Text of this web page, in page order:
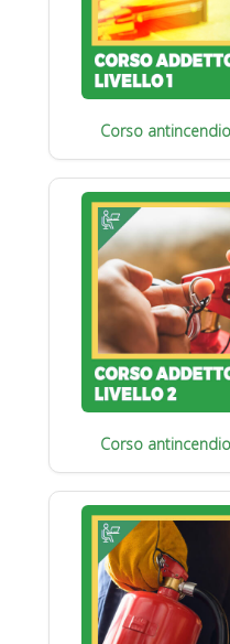
Corso
Corso